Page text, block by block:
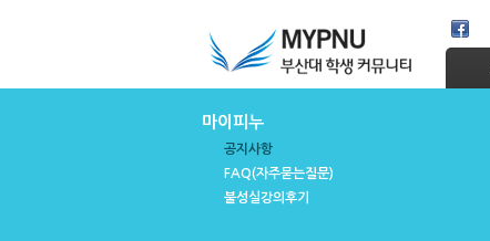
마이피누
공지사항
FAQ(자주묻는질문)
불성실강의후기